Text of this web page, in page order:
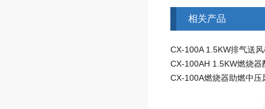
相关产品
CX-100A燃烧器助燃中压